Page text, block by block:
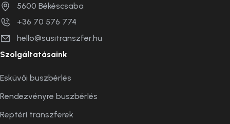
5600 Békéscsaba
+36 70 576 774
hello@susitranszfer.hu
Szolgáltatásaink
Esküvői buszbérlés
Rendezvényre buszbérlés
Reptéri transzferek